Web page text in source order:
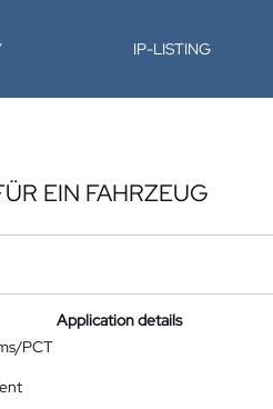
IP-LISTING
EIN FAHRZEUG
Application details
PCT